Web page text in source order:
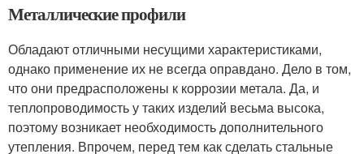
Металлические профили
Обладают отличными несущими характеристиками,
однако применение их не всегда оправдано. Дело в том,
что они предрасположены к коррозии метала. Да, и
теплопроводимость у таких изделий весьма высока,
поэтому возникает необходимость дополнительного
утепления. Впрочем, перед тем как сделать стальные